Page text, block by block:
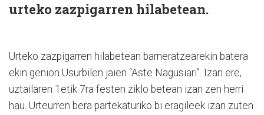
urteko zazpigarren hilabetean.
Urteko zazpigarren hilabetean barneratzearekin batera
ekin genion Usurbilen jaien “Aste Nagusiari”. Izan ere,
uztailaren 1etik 7ra festen ziklo betean izan zen herri
hau. Urteurren bera partekaturiko bi eragileek izan zuten